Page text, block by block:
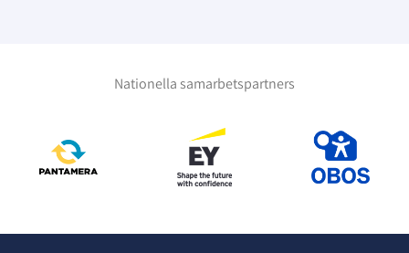
Nationella samarbetspartners